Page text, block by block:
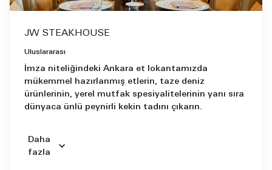
JW STEAKHOUSE
Uluslararası
İmza niteliğindeki Ankara et lokantamızda
mükemmel hazırlanmış etlerin, taze deniz
ürünlerinin, yerel mutfak spesiyalitelerinin yanı sıra
dünyaca ünlü peynirli kekin tadını çıkarın.
Daha
fazla